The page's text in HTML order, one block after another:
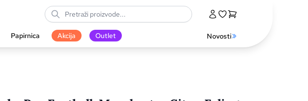
Papirnica Akcija Outlet Novosti